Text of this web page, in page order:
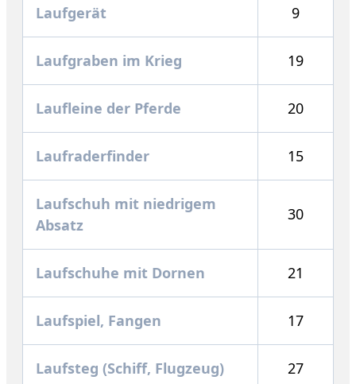
Laufgerät 9
Laufgraben im Krieg 19
Laufleine der Pferde 20
Laufraderfinder 15
Laufschuh mit niedrigem
Absatz
30
Laufschuhe mit Dornen 21
Laufspiel, Fangen 17
Laufsteg (Schiff, Flugzeug) 27